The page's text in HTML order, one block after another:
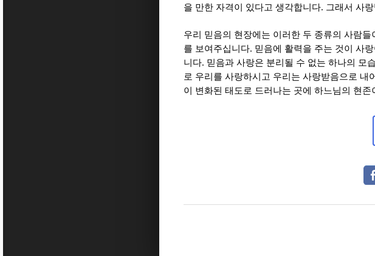
을 만한 자격이 있다고 생각합니다. 그래서 사
우리 믿음의 현장에는 이러한 두 종류의 사람들
를 보여주십니다. 믿음에 활력을 주는 것이 사랑
니다. 믿음과 사랑은 분리될 수 없는 하나의 모
로 우리를 사랑하시고 우리는 사랑받음으로 내
이 변화된 태도로 드러나는 곳에 하느님의 현존